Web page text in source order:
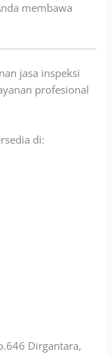
membawa
jasa inspeksi
profesional
di:
Dirgantara,